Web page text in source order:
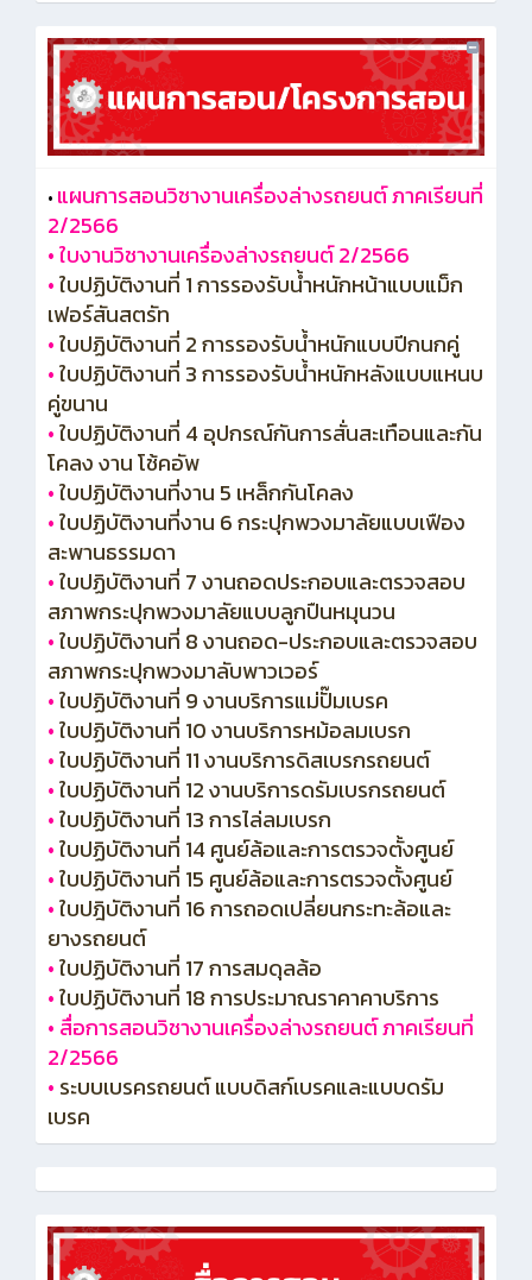
• แผนการสอนวิชางานเครื่องล่างรถยนต์ ภาคเรียนที่
2/2566
•ใบงานวิชางานเครื่องล่างรถยนต์ 2/2566
•ใบปฏิบัติงานที่ 1 การรองรับน้ำหนักหน้าแบบแม็ก
เฟอร์สันสตรัท
•ใบปฏิบัติงานที่ 2 การรองรับน้ำหนักแบบปีกนกคู่
•ใบปฏิบัติงานที่ 3 การรองรับน้ำหนักหลังแบบแหนบ
คู่ขนาน
•ใบปฏิบัติงานที่ 4 อุปกรณ์กันการสั่นสะเทือนและกัน
โคลง งาน โช้คอัพ
•ใบปฏิบัติงานที่งาน 5 เหล็กกันโคลง
•ใบปฏิบัติงานที่งาน 6 กระปุกพวงมาลัยแบบเฟือง
สะพานธรรมดา
•ใบปฏิบัติงานที่ 7 งานถอดประกอบและตรวจสอบ
สภาพกระปุกพวงมาลัยแบบลูกปืนหมุนวน
•ใบปฏิบัติงานที่ 8 งานถอด-ประกอบและตรวจสอบ
สภาพกระปุกพวงมาลับพาวเวอร์
•ใบปฏิบัติงานที่ 9 งานบริการแม่ปั๊มเบรค
•ใบปฏิบัติงานที่ 10 งานบริการหม้อลมเบรก
•ใบปฏิบัติงานที่ 11 งานบริการดิสเบรกรถยนต์
•ใบปฏิบัติงานที่ 12 งานบริการดรัมเบรกรถยนต์
•ใบปฏิบัติงานที่ 13 การไล่ลมเบรก
•ใบปฏิบัติงานที่ 14 ศูนย์ล้อและการตรวจตั้งศูนย์
•ใบปฏิบัติงานที่ 15 ศูนย์ล้อและการตรวจตั้งศูนย์
•ใบปฎิบัติงานที่ 16 การถอดเปลี่ยนกระทะล้อและ
ยางรถยนต์
•ใบปฏิบัติงานที่ 17 การสมดุลล้อ
•ใบปฏิบัติงานที่ 18 การประมาณราคาคาบริการ
• สื่อการสอนวิชางานเครื่องล่างรถยนต์ ภาคเรียนที่
2/2566
• ระบบเบรครถยนต์ แบบดิสก์เบรคและแบบดรัม
เบรค